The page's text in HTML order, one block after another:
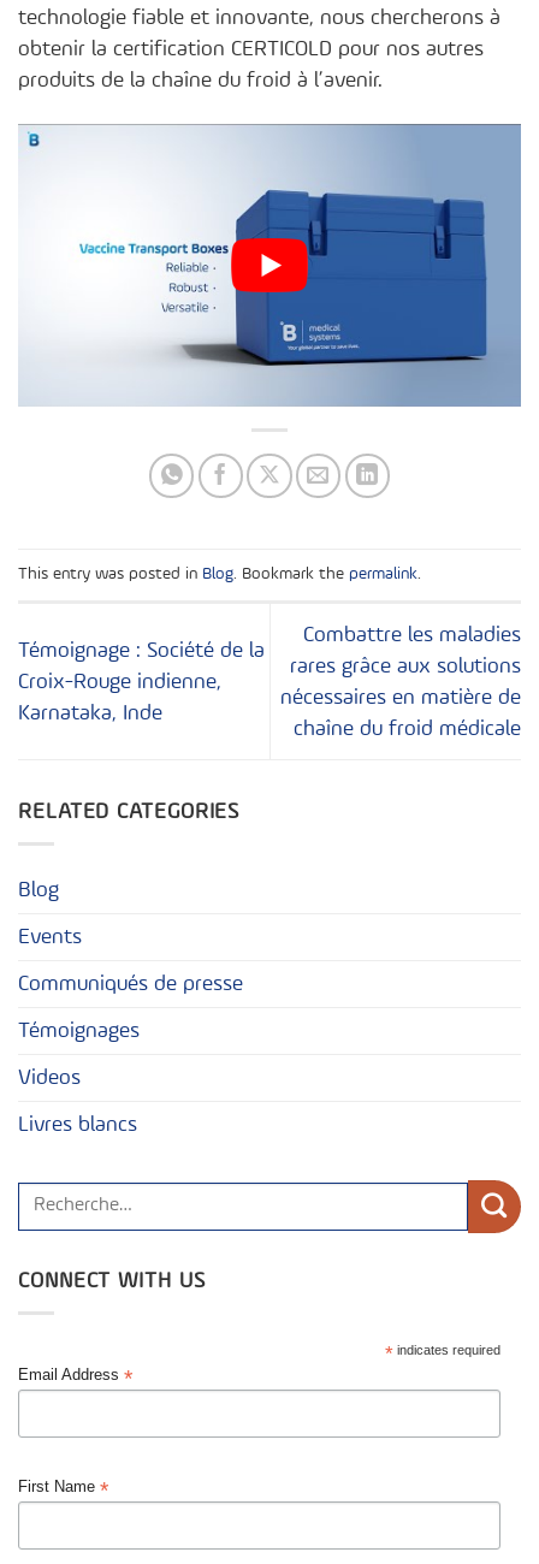
technologie fiable et innovante, nous chercherons à
obtenir la certification CERTICOLD pour nos autres
produits de la chaîne du froid à l’avenir.
This entry was posted in Blog. Bookmark the permalink.
Témoignage : Société de la
Croix-Rouge indienne,
Karnataka, Inde
Combattre les maladies
rares grâce aux solutions
nécessaires en matière de
chaîne du froid médicale
RELATED CATEGORIES
Blog
Events
Communiqués de presse
Témoignages
Videos
Livres blancs
CONNECT WITH US
* indicates required
Email Address *
First Name *